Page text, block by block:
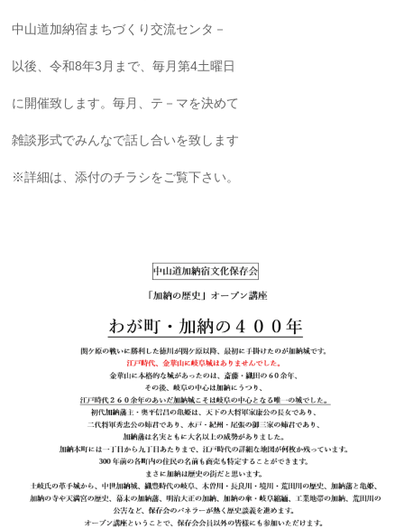
中山道加納宿まちづくり交流センタ－
以後、令和8年3月まで、毎月第4土曜日
に開催致します。毎月、テ－マを決めて
雑談形式でみんなで話し合いを致します
※詳細は、添付のチラシをご覧下さい。